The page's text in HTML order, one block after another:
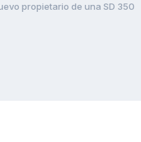
propietario de una SD 350